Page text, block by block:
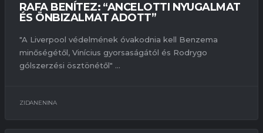
RAFA BENÍTEZ: “ANCELOTTI NYUGALMAT
ÉS ÖNBIZALMAT ADOTT”
"A Liverpool védelmének óvakodnia kell Benzema
minőségétől, Vinícius gyorsaságától és Rodrygo
gólszerzési ösztönétől" ...
ZIDANENINA